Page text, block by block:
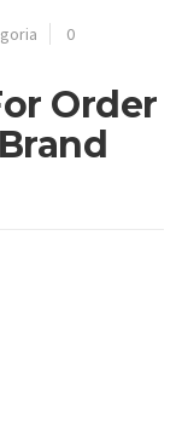
0
Order